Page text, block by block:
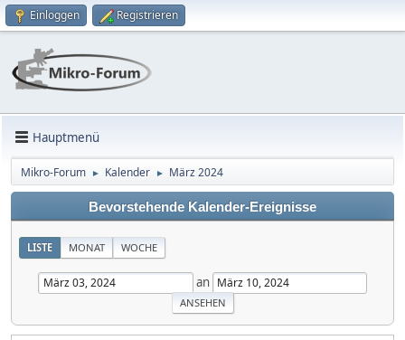
Einloggen Registrieren
Hauptmenü
Mikro-Forum ► Kalender ► März 2024
Bevorstehende Kalender-Ereignisse
LISTE MONAT WOCHE
an